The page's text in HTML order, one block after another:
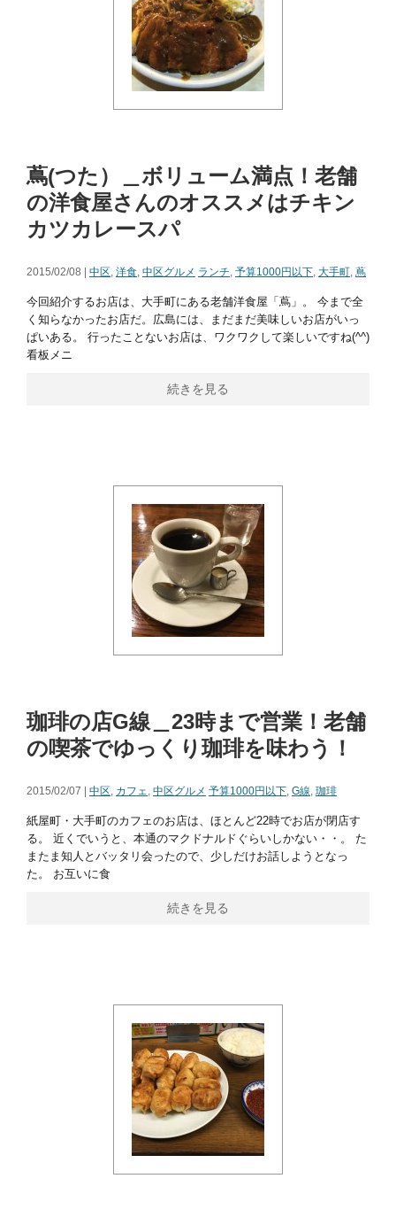
蔦(つた）＿ボリューム満点！老舗
の洋食屋さんのオススメはチキン
カツカレースパ
2015/02/08 | 中区, 洋食, 中区グルメ ランチ, 予算1000円以下, 大手町, 蔦
今回紹介するお店は、大手町にある老舗洋食屋「蔦」。 今まで全
く知らなかったお店だ。広島には、まだまだ美味しいお店がいっ
ぱいある。 行ったことないお店は、ワクワクして楽しいですね(^^)
看板メニ
続きを見る
珈琲の店G線＿23時まで営業！老舗
の喫茶でゆっくり珈琲を味わう！
2015/02/07 | 中区, カフェ, 中区グルメ 予算1000円以下, G線, 珈琲
紙屋町・大手町のカフェのお店は、ほとんど22時でお店が閉店す
る。 近くでいうと、本通のマクドナルドぐらいしかない・・。 た
またま知人とバッタリ会ったので、少しだけお話しようとなっ
た。 お互いに食
続きを見る